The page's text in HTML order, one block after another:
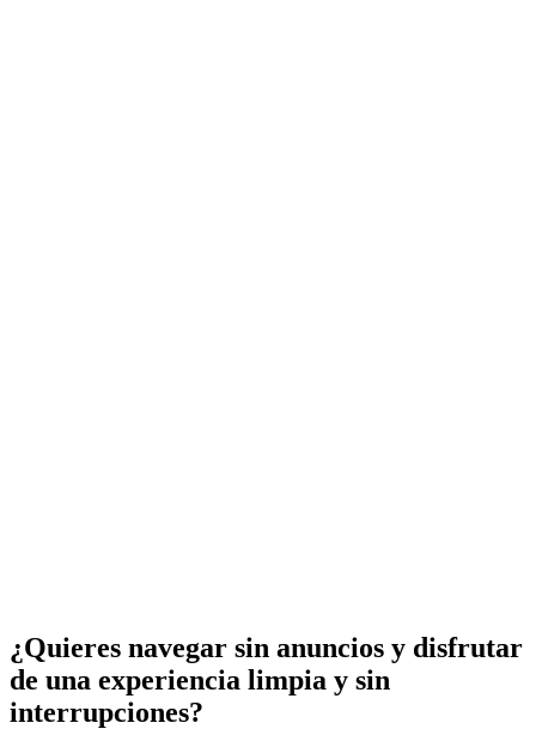
¿Quieres navegar sin anuncios y disfrutar
de una experiencia limpia y sin
interrupciones?